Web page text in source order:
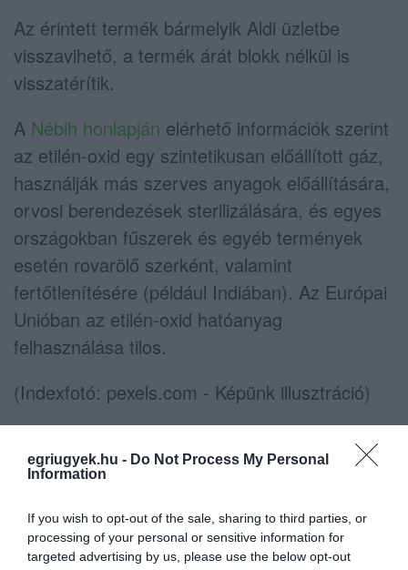
egriugyek.hu - Do Not Process My Personal
Information
If you wish to opt-out of the sale, sharing to third parties, or
processing of your personal or sensitive information for
targeted advertising by us, please use the below opt-out
Az érintett termék bármelyik Aldi üzletbe
visszavihető, a termék árát blokk nélkül is
visszatérítik.
A Nébih honlapján elérhető információk szerint
az etilén-oxid egy szintetikusan előállított gáz,
használják más szerves anyagok előállítására,
orvosi berendezések sterilizálására, és egyes
országokban fűszerek és egyéb termények
esetén rovarölő szerként, valamint
fertőtlenítésére (például Indiában). Az Európai
Unióban az etilén-oxid hatóanyag
felhasználása tilos.
(Indexfotó: pexels.com - Képünk illusztráció)
bennünket az EGRI ÜGYEK Google Hírek oldalán!